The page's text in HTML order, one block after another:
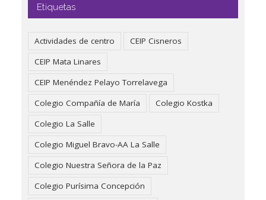
Etiquetas
Actividades de centro
CEIP Cisneros
CEIP Mata Linares
CEIP Menéndez Pelayo Torrelavega
Colegio Compañía de María
Colegio Kostka
Colegio La Salle
Colegio Miguel Bravo-AA La Salle
Colegio Nuestra Señora de la Paz
Colegio Purísima Concepción